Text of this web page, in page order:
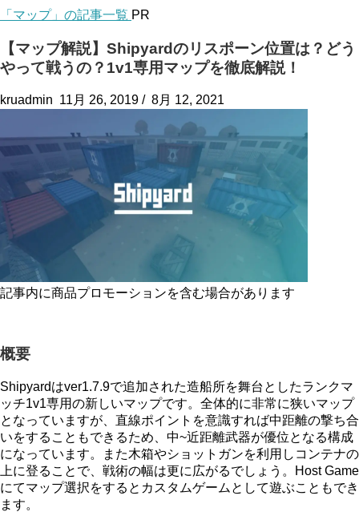
「マップ」の記事一覧 PR
【マップ解説】Shipyardのリスポーン位置は？どう
やって戦うの？1v1専用マップを徹底解説！
kruadmin 11月 26, 2019 / 8月 12, 2021
記事内に商品プロモーションを含む場合があります
概要
Shipyardはver1.7.9で追加された造船所を舞台としたランクマ
ッチ1v1専用の新しいマップです。全体的に非常に狭いマップ
となっていますが、直線ポイントを意識すれば中距離の撃ち合
いをすることもできるため、中~近距離武器が優位となる構成
になっています。また木箱やショットガンを利用しコンテナの
上に登ることで、戦術の幅は更に広がるでしょう。Host Game
にてマップ選択をするとカスタムゲームとして遊ぶこともでき
ます。